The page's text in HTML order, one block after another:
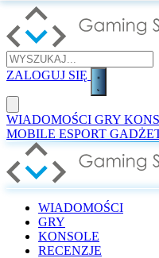
ZALOGUJ SIĘ
WIADOMOŚCI GRY
MOBILE ESPORT
WIADOMOŚCI
GRY
KONSOLE
RECENZJE